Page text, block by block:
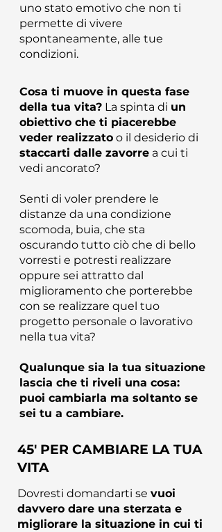
uno stato emotivo che non ti
permette di vivere
spontaneamente, alle tue
condizioni.
Cosa ti muove in questa fase
della tua vita? La spinta di un
obiettivo che ti piacerebbe
veder realizzato o il desiderio di
staccarti dalle zavorre a cui ti
vedi ancorato?
Senti di voler prendere le
distanze da una condizione
scomoda, buia, che sta
oscurando tutto ciò che di bello
vorresti e potresti realizzare
oppure sei attratto dal
miglioramento che porterebbe
con se realizzare quel tuo
progetto personale o lavorativo
nella tua vita?
Qualunque sia la tua situazione
lascia che ti riveli una cosa:
puoi cambiarla ma soltanto se
sei tu a cambiare.
45' PER CAMBIARE LA TUA
VITA
Dovresti domandarti se vuoi
davvero dare una sterzata e
migliorare la situazione in cui ti